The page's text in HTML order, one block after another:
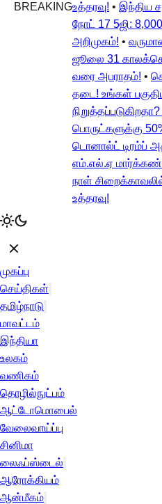
BREAKINGஉத்தரவு! • இந்திய
நோட் 17 5ஜி:
அறிமுகம்! •
ஜூலை 31
வரை அபராதம்! •
தடை! உங்கள்
பொருட்களுக்கு
டொனால்ட் டிரம்ப்
எம்.எல்.ஏ
நாள்
உத்தரவு!
முகப்பு
செய்திகள்
தமிழ்நாடு
மாவட்டம்
இந்தியா
உலகம்
வணிகம்
தொழில்நுட்பம்
ஆட்டோமொபைல்
வேலைவாய்ப்பு
சினிமா
லைஃப்ஸ்டைல்
ஆரோக்கியம்
ஆன்மீகம்